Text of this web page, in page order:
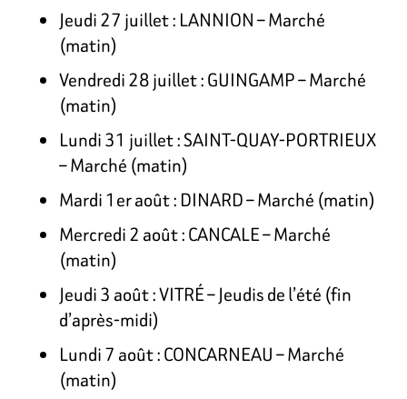
Jeudi 27 juillet : LANNION – Marché
(matin)
Vendredi 28 juillet : GUINGAMP – Marché
(matin)
Lundi 31 juillet : SAINT-QUAY-PORTRIEUX
– Marché (matin)
Mardi 1er août : DINARD – Marché (matin)
Mercredi 2 août : CANCALE – Marché
(matin)
Jeudi 3 août : VITRÉ – Jeudis de l’été (fin
d’après-midi)
Lundi 7 août : CONCARNEAU – Marché
(matin)